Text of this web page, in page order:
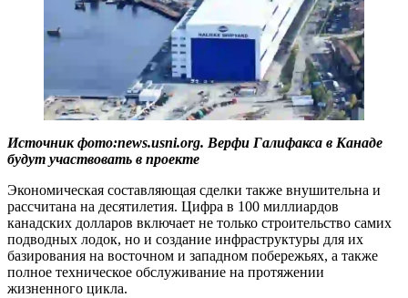
Источник фото:news.usni.org. Верфи Галифакса в Канаде
будут участвовать в проекте
Экономическая составляющая сделки также внушительна и
рассчитана на десятилетия. Цифра в 100 миллиардов
канадских долларов включает не только строительство самих
подводных лодок, но и создание инфраструктуры для их
базирования на восточном и западном побережьях, а также
полное техническое обслуживание на протяжении
жизненного цикла.